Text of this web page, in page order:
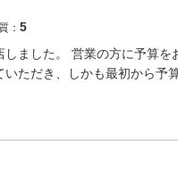
： 5
ました。 営業の方に予算を
ただき、しかも最初から予